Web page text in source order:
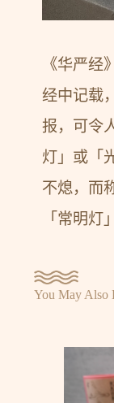
《华严经
经中记载
报，可令
灯」或「
不熄，而
「常明灯
You May Also